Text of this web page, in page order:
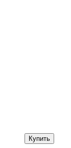
Купить